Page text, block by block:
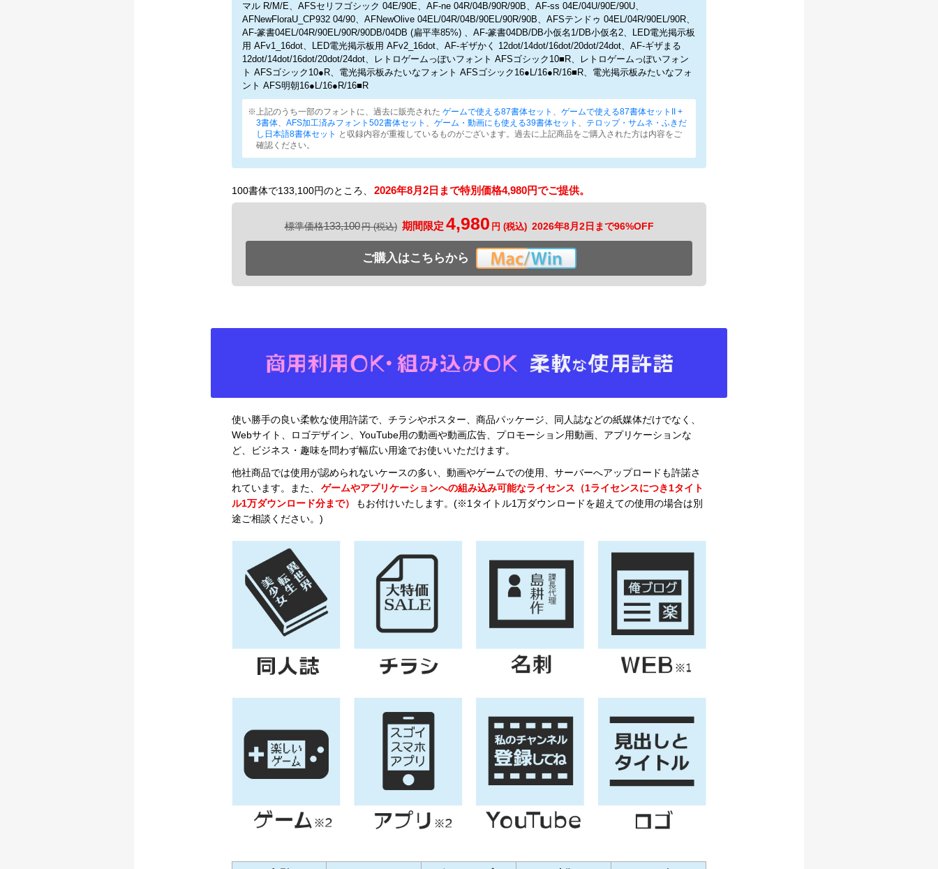
マル R/M/E、AFSセリフゴシック 04E/90E、AF-ne 04R/04B/90R/90B、AF-ss 04E/04U/90E/90U、
AFNewFloraU_CP932 04/90、AFNewOlive 04EL/04R/04B/90EL/90R/90B、AFSテンドゥ 04EL/04R/90EL/90R、
AF-篆書04EL/04R/90EL/90R/90DB/04DB (扁平率85%) 、AF-篆書04DB/DB小仮名1/DB小仮名2、LED電光掲示板
用 AFv1_16dot、LED電光掲示板用 AFv2_16dot、AF-ギザかく 12dot/14dot/16dot/20dot/24dot、AF-ギザまる
12dot/14dot/16dot/20dot/24dot、レトロゲームっぽいフォント AFSゴシック10■R、レトロゲームっぽいフォン
ト AFSゴシック10●R、電光掲示板みたいなフォント AFSゴシック16●L/16●R/16■R、電光掲示板みたいなフォ
ント AFS明朝16●L/16●R/16■R
※上記のうち一部のフォントに、過去に販売された ゲームで使える87書体セット 、 ゲームで使える87書体セットII +
3書体、 AFS加工済みフォント502書体セット 、 ゲーム・動画にも使える39書体セット 、 テロップ・サムネ・ふきだ
し日本語8書体セット と収録内容が重複しているものがございます。過去に上記商品をご購入された方は内容をご
確認ください。
100書体で133,100円のところ、 2026年8月2日まで特別価格4,980円でご提供。
標準価格133,100 期間限定 4,980 2026年8月2日まで96%OFF
ご購入はこちらから
使い勝手の良い柔軟な使用許諾で、チラシやポスター、商品パッケージ、同人誌などの紙媒体だけでなく、
Webサイト、ロゴデザイン、YouTube用の動画や動画広告、プロモーション用動画、アプリケーションな
ど、ビジネス・趣味を問わず幅広い用途でお使いいただけます。
他社商品では使用が認められないケースの多い、動画やゲームでの使用、サーバーへアップロードも許諾さ
れています。また、
ゲームやアプリケーションへの組み込み可能なライセンス（1ライセンスにつき1タイト
ル1万ダウンロード分まで）
もお付けいたします。(※1タイトル1万ダウンロードを超えての使用の場合は別
途ご相談ください。)